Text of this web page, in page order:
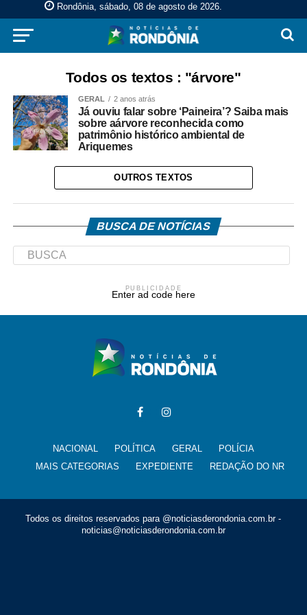
Rondônia, sábado, 08 de agosto de 2026.
Todos os textos : "árvore"
GERAL 2 anos atrás
Já ouviu falar sobre ‘Paineira’? Saiba mais
sobre aárvore reconhecida como
patrimônio histórico ambiental de
Ariquemes
OUTROS TEXTOS
BUSCA DE NOTÍCIAS
PUBLICIDADE
Enter ad code here
NACIONAL POLÍTICA GERAL
POLÍCIA
MAIS CATEGORIAS
EXPEDIENTE REDAÇÃO DO NR
Todos os direitos reservados para @noticiasderondonia.com.br -
noticias@noticiasderondonia.com.br